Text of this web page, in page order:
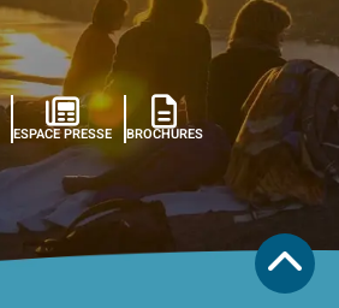
ESPACE PRESSE BROCHURES